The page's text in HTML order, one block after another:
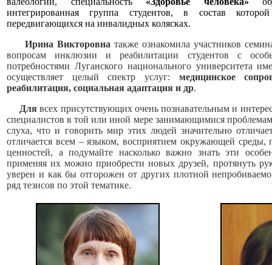
интегрированная группа студентов, в состав
передвигающихся на инвалидных колясках.
Ирина Викторовна также ознакомила участников
вопросам инклюзии и реабилитации студентов с
потребностями Луганского национального университета
осуществляет целый спектр услуг: медицинское
реабилитация, социальная адаптация и др.
Для всех присутствующих очень познавательным и
специалистов в той или иной мере занимающимися
слуха, что и говорить мир этих людей значительно
отличается всем – языком, восприятием окружающей
ценностей, а подумайте насколько важно знать эти
применяя их можно приобрести новых друзей, протянуть
уверен и как бы отгорожен от других плотной
ряд тезисов по этой тематике.